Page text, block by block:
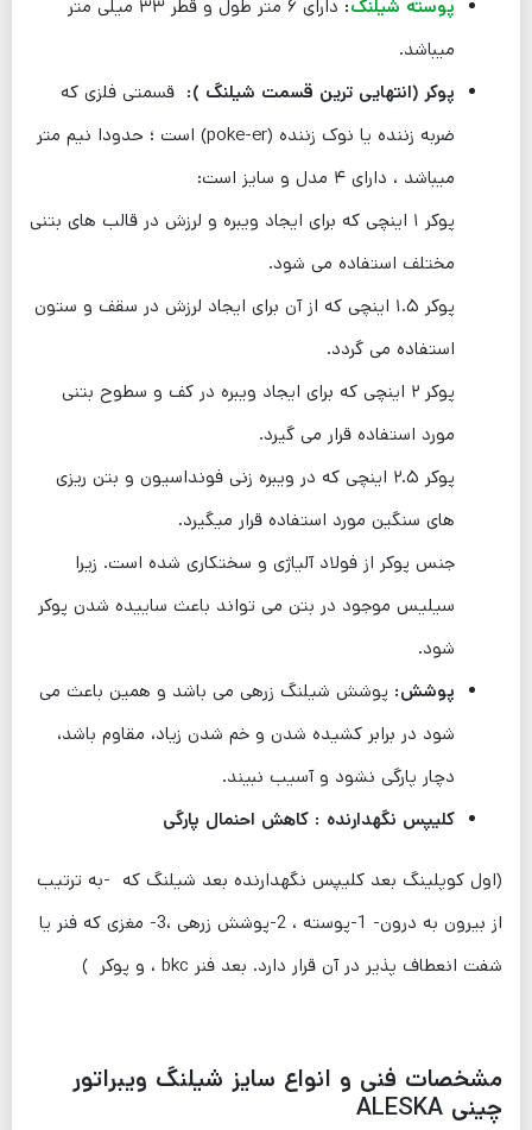
پوسته شیلنگ:
دارای ۶ متر طول و قطر ۳۳ میلی متر
میباشد.
پوکر (انتهایی ترین قسمت شیلنگ ): قسمتی فلزی که
ضربه زننده یا نوک زننده (poke-er) است ؛ حدودا نیم متر
میباشد ، دارای ۴ مدل و سایز است:
پوکر ۱ اینچی که برای ایجاد ویبره و لرزش در قالب های بتنی
مختلف استفاده می شود.
پوکر ۱.۵ اینچی که از آن برای ایجاد لرزش در سقف و ستون
استفاده می گردد.
پوکر ۲ اینچی که برای ایجاد ویبره در کف و سطوح بتنی
مورد استفاده قرار می گیرد.
پوکر ۲.۵ اینچی که در ویبره زنی فونداسیون و بتن ریزی
های سنگین مورد استفاده قرار میگیرد.
جنس پوکر از فولاد آلیاژی و سختکاری شده است. زیرا
سیلیس موجود در بتن می تواند باعث ساییده شدن پوکر
شود.
پوشش: پوشش شیلنگ زرهی می باشد و همین باعث می
شود در برابر کشیده شدن و خم شدن زیاد، مقاوم باشد،
دچار پارگی نشود و آسیب نبیند.
کلیپس نگهدارنده : کاهش احنمال پارگی
(اول کوپلینگ بعد کلیپس نگهدارنده بعد شیلنگ که -به ترتیب
از بیرون به درون- 1-پوسته ، 2-پوشش زرهی ،3- مغزی که فنر یا
شفت انعطاف پذیر در آن قرار دارد. بعد فنر bkc ، و پوکر )
مشخصات فنی و انواع سایز شیلنگ ویبراتور
چینی ALESKA